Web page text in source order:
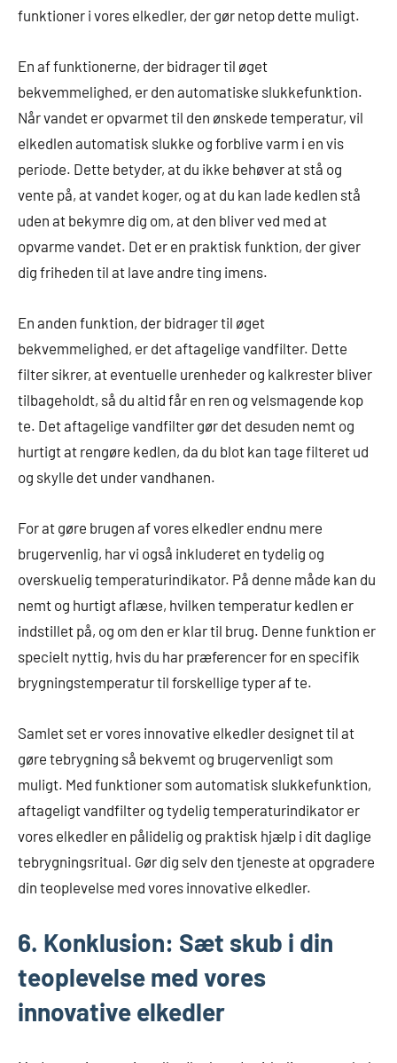
funktioner i vores elkedler, der gør netop dette muligt.
En af funktionerne, der bidrager til øget
bekvemmelighed, er den automatiske slukkefunktion.
Når vandet er opvarmet til den ønskede temperatur, vil
elkedlen automatisk slukke og forblive varm i en vis
periode. Dette betyder, at du ikke behøver at stå og
vente på, at vandet koger, og at du kan lade kedlen stå
uden at bekymre dig om, at den bliver ved med at
opvarme vandet. Det er en praktisk funktion, der giver
dig friheden til at lave andre ting imens.
En anden funktion, der bidrager til øget
bekvemmelighed, er det aftagelige vandfilter. Dette
filter sikrer, at eventuelle urenheder og kalkrester bliver
tilbageholdt, så du altid får en ren og velsmagende kop
te. Det aftagelige vandfilter gør det desuden nemt og
hurtigt at rengøre kedlen, da du blot kan tage filteret ud
og skylle det under vandhanen.
For at gøre brugen af vores elkedler endnu mere
brugervenlig, har vi også inkluderet en tydelig og
overskuelig temperaturindikator. På denne måde kan du
nemt og hurtigt aflæse, hvilken temperatur kedlen er
indstillet på, og om den er klar til brug. Denne funktion er
specielt nyttig, hvis du har præferencer for en specifik
brygningstemperatur til forskellige typer af te.
Samlet set er vores innovative elkedler designet til at
gøre tebrygning så bekvemt og brugervenligt som
muligt. Med funktioner som automatisk slukkefunktion,
aftageligt vandfilter og tydelig temperaturindikator er
vores elkedler en pålidelig og praktisk hjælp i dit daglige
tebrygningsritual. Gør dig selv den tjeneste at opgradere
din teoplevelse med vores innovative elkedler.
6. Konklusion: Sæt skub i din
teoplevelse med vores
innovative elkedler